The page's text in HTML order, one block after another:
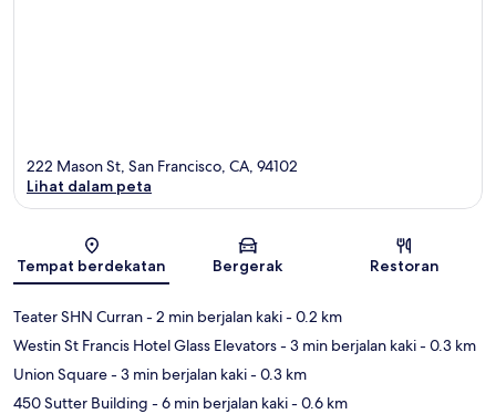
Peta
222 Mason St, San Francisco, CA, 94102
Lihat dalam peta
Tempat berdekatan Bergerak Restoran
Teater SHN Curran- 2 min berjalan kaki- 0.2 km
Westin St Francis Hotel Glass Elevators- 3 min berjalan kaki- 0.3 km
Union Square- 3 min berjalan kaki- 0.3 km
450 Sutter Building - 6 min berjalan kaki- 0.6 km